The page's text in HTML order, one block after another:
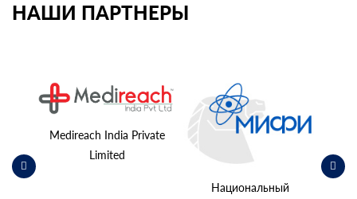
НАШИ ПАРТНЕРЫ
Medireach India Private
Limited
Национальный